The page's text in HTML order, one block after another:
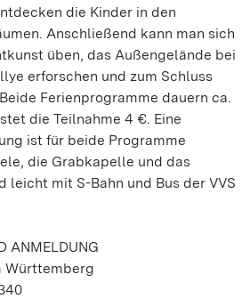
die Kinder in den
Anschließend kann man sich
üben, das Außengelände bei
erforschen und zum Schluss
Ferienprogramme dauern ca.
die Teilnahme 4 €. Eine
ist für beide Programme
die Grabkapelle und das
leicht mit S-Bahn und Bus der VVS
ANMELDUNG
Württemberg